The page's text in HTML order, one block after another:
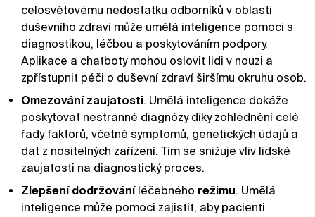
celosvětovému nedostatku odborníků v oblasti
duševního zdraví může umělá inteligence pomoci s
diagnostikou, léčbou a poskytováním podpory.
Aplikace a chatboty mohou oslovit lidi v nouzi a
zpřístupnit péči o duševní zdraví širšímu okruhu osob.
Omezování zaujatosti. Umělá inteligence dokáže
poskytovat nestranné diagnózy díky zohlednění celé
řady faktorů, včetně symptomů, genetických údajů a
dat z nositelných zařízení. Tím se snižuje vliv lidské
zaujatosti na diagnostický proces.
Zlepšení dodržováníléčebného režimu. Umělá
inteligence může pomoci zajistit, aby pacienti